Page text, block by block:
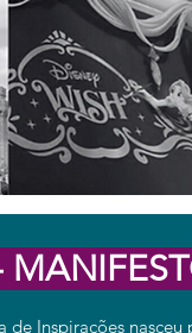
de Inspirações